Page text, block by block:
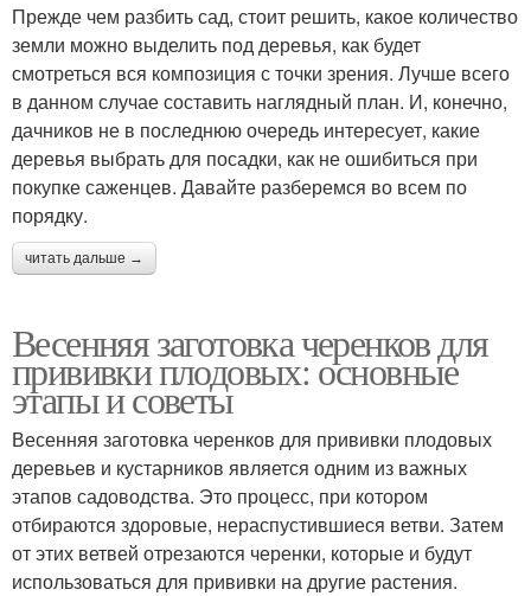
Прежде чем разбить сад, стоит решить, какое количество
земли можно выделить под деревья, как будет
смотреться вся композиция с точки зрения. Лучше всего
в данном случае составить наглядный план. И, конечно,
дачников не в последнюю очередь интересует, какие
деревья выбрать для посадки, как не ошибиться при
покупке саженцев. Давайте разберемся во всем по
порядку.
читать дальше →
Весенняя заготовка черенков для
прививки плодовых: основные
этапы и советы
Весенняя заготовка черенков для прививки плодовых
деревьев и кустарников является одним из важных
этапов садоводства. Это процесс, при котором
отбираются здоровые, нераспустившиеся ветви. Затем
от этих ветвей отрезаются черенки, которые и будут
использоваться для прививки на другие растения.